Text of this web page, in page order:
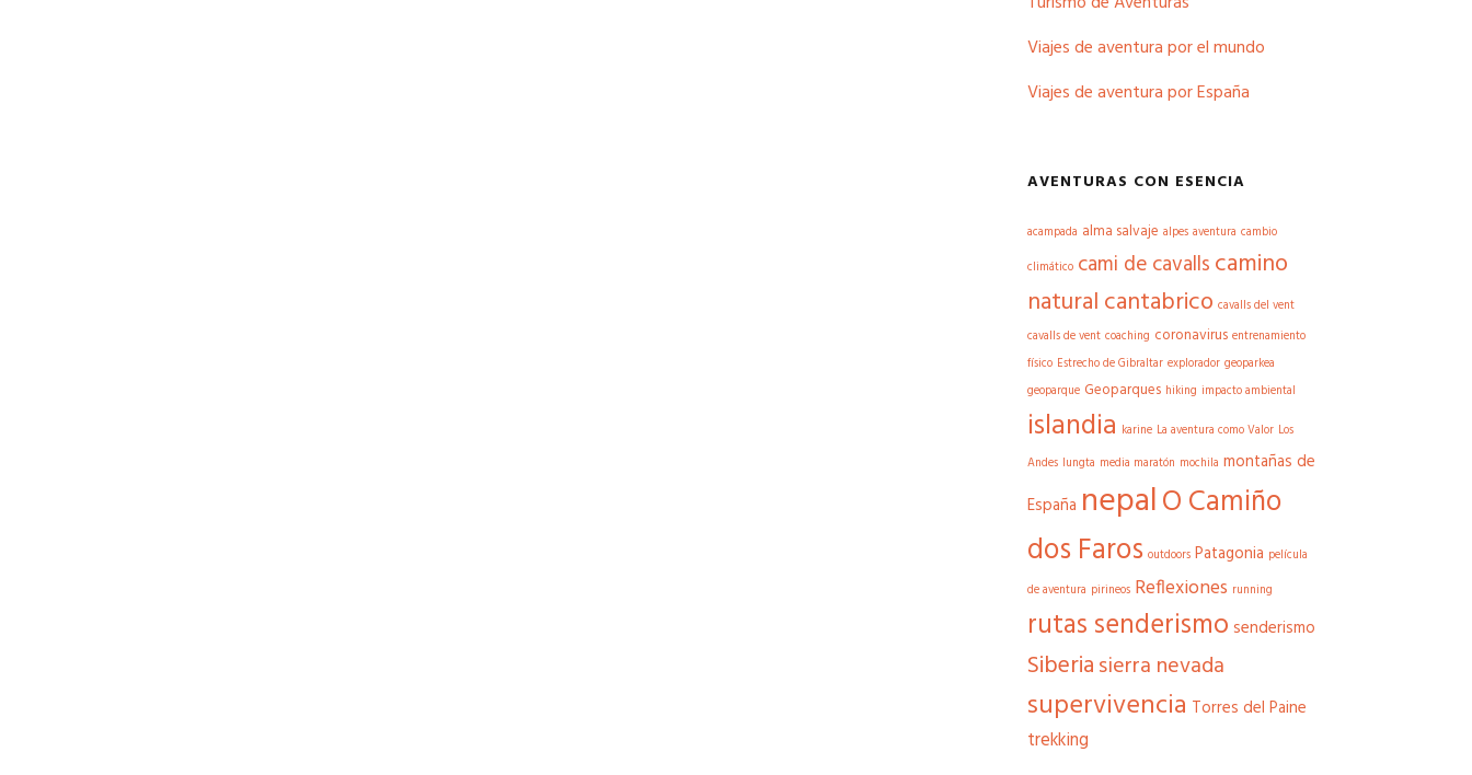
Viajes de aventura por el mundo
Viajes de aventura por España
AVENTURAS CON ESENCIA
acampada alma salvaje alpes aventura cambio
climático cami de cavalls camino
natural cantabrico cavalls del vent
cavalls de vent coaching coronavirus entrenamiento
físico Estrecho de Gibraltar explorador geoparkea
geoparque Geoparques hiking impacto ambiental
islandia karine La aventura como Valor Los
Andes lungta media maratón mochila montañas de
España nepalO Camiño
dos Faros outdoors Patagonia película
de aventura pirineos Reflexiones running
rutas senderismo senderismo
Siberiasierra nevada
supervivencia Torres del Paine
trekking